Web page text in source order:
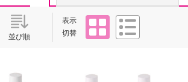
並び順
表示
切替
タイル